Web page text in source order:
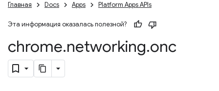
Главная Docs Apps Platform Apps APIs
Эта информация оказалась полезной?
chrome.networking.onc